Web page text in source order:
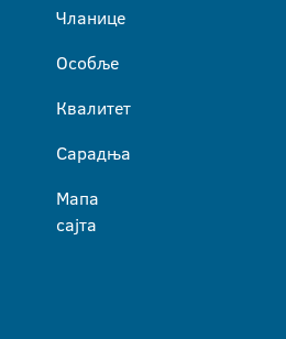
Чланице
Особље
Квалитет
Сарадња
Мапа
сајта